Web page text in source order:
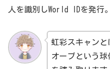
人を識別しWorld IDを発行。
虹彩スキャンと
オーブという